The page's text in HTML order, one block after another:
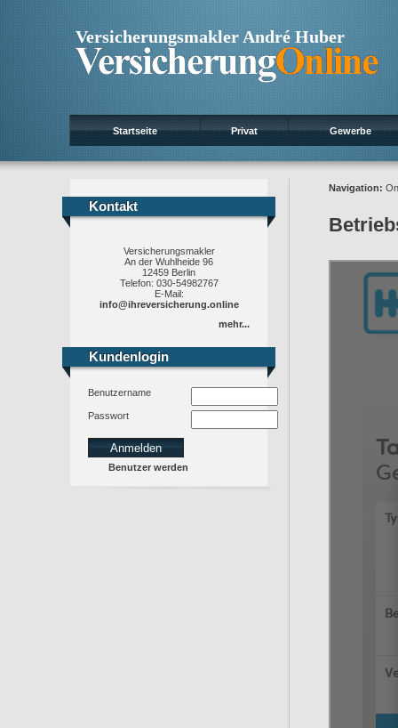
Versicherungsmakler André Huber
Startseite Privat Gewerbe
Kontakt
Kontakt
Versicherungsmakler
An der Wuhlheide 96
12459 Berlin
Telefon: 030-54982767
E-Mail:
info@ihreversicherung.online
mehr...
Kundenlogin
Kundenlogin
Benutzername
Passwort
Benutzer werden
Navigation: